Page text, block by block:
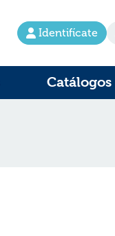
Identifícate
Catálogos